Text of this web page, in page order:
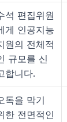
석 편집위원
게 인공지능
원의 전체적
규모를 신
합니다.
독을 막기
한 전면적인